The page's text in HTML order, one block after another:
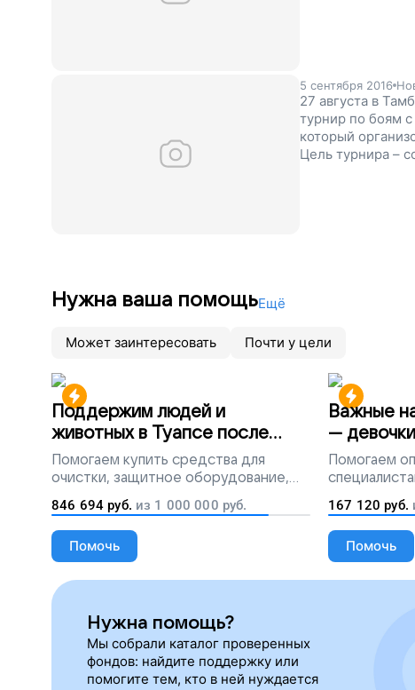
5 сентября 2016
27 августа в
турнир по боям
который
Цель турнира –
Нужна ваша помощьЕщё
Может заинтересовать Почти у цели
Поддержим людей и
животных в Туапсе после
разлива мазута
Помогаем купить средства для
очистки, защитное оборудование,
лекарства, корм и предметы первой
необходимости
846 694 руб. из 1 000 000 руб.
Помочь
Важные
—
Помогаем
167 120 руб.
Помочь
Нужна помощь?
Мы собрали каталог проверенных
фондов: найдите поддержку или
помогите тем, кто в ней нуждается